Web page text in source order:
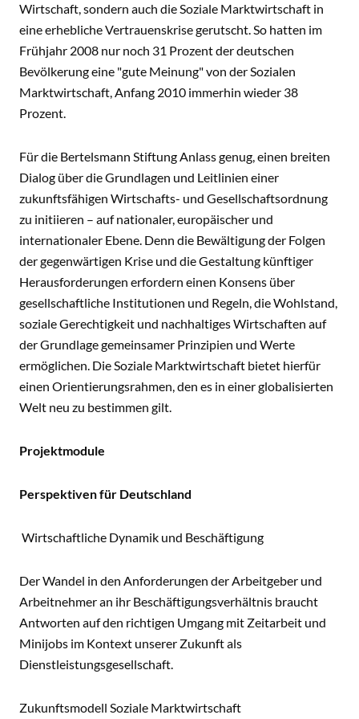
Wirtschaft, sondern auch die Soziale Marktwirtschaft in
eine erhebliche Vertrauenskrise gerutscht. So hatten im
Frühjahr 2008 nur noch 31 Prozent der deutschen
Bevölkerung eine "gute Meinung" von der Sozialen
Marktwirtschaft, Anfang 2010 immerhin wieder 38
Prozent.
Für die Bertelsmann Stiftung Anlass genug, einen breiten
Dialog über die Grundlagen und Leitlinien einer
zukunftsfähigen Wirtschafts- und Gesellschaftsordnung
zu initiieren – auf nationaler, europäischer und
internationaler Ebene. Denn die Bewältigung der Folgen
der gegenwärtigen Krise und die Gestaltung künftiger
Herausforderungen erfordern einen Konsens über
gesellschaftliche Institutionen und Regeln, die Wohlstand,
soziale Gerechtigkeit und nachhaltiges Wirtschaften auf
der Grundlage gemeinsamer Prinzipien und Werte
ermöglichen. Die Soziale Marktwirtschaft bietet hierfür
einen Orientierungsrahmen, den es in einer globalisierten
Welt neu zu bestimmen gilt.
Projektmodule
Perspektiven für Deutschland
Wirtschaftliche Dynamik und Beschäftigung
Der Wandel in den Anforderungen der Arbeitgeber und
Arbeitnehmer an ihr Beschäftigungsverhältnis braucht
Antworten auf den richtigen Umgang mit Zeitarbeit und
Minijobs im Kontext unserer Zukunft als
Dienstleistungsgesellschaft.
Zukunftsmodell Soziale Marktwirtschaft